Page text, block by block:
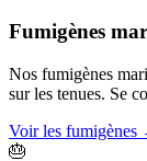
Fumigènes
Nos fumigènes
sur les tenues. Se
Voir les fumigènes
🎂